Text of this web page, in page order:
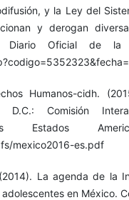
y la Ley del
y derogan
Diario Oficial de la
Humanos-cidh.
D.C.: Comisión
Estados
mexico2016-es.pdf
La agenda de la
en México.